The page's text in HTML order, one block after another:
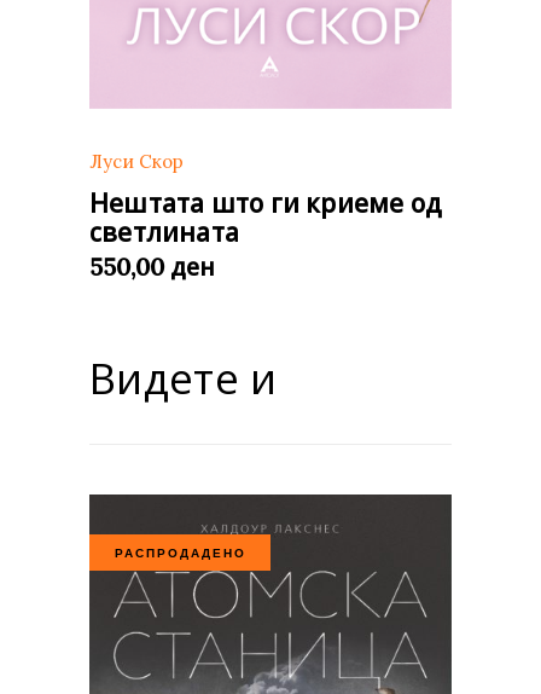
Луси Скор
Нештата што ги криеме од
светлината
550,00 ден
Видете и
РАСПРОДАДЕНО